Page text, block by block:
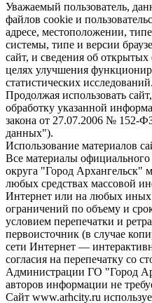
Уважаемый пользователь,
файлов cookie и
адресе, местоположении,
системы, типе и версии
сайт, и сведения об открытых
целях улучшения
статистических исследований.
Продолжая использовать
обработку указанной
закона от 27.07.2006 № 152-
данных").
Использование материалов
Все материалы официального
округа "Город Архангельск"
любых средствах массовой
Интернет или на любых иных
ограничений по объему и
условием перепечатки и
первоисточник (в случае
сети Интернет —
согласия на перепечатку со
Администрации ГО "Город
авторов информации не
Сайт www.arhcity.ru